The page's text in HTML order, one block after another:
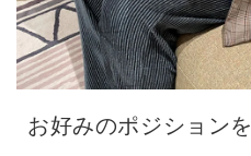
お好みのポジションを